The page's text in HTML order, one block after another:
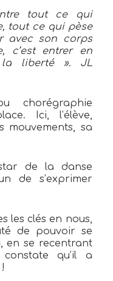
tout ce qui
tout ce qui pèse
avec son corps
c’est entrer en
la liberté ». JL
chorégraphie
Ici, l’élève,
mouvements, sa
de la danse
de s’exprimer
les clés en nous,
de pouvoir se
en se recentrant
qu’il a